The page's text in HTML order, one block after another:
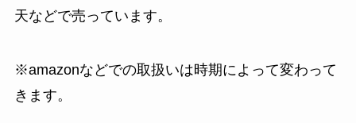
天などで売っています。
※amazonなどでの取扱いは時期によって変わって
きます。